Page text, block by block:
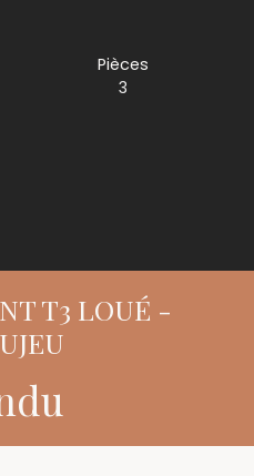
Pièces
3
T3 LOUÉ -